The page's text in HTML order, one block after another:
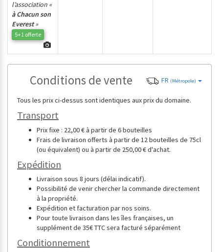
l’association «
à Chacun son
Everest»
5+1 offerte
FR (Métropole)
Conditions de vente
Tous les prix ci-dessus sont identiques aux prix du domaine.
Transport
Prix fixe : 22,00 € à partir de 6 bouteilles
Frais de livraison offerts à partir de 12 bouteilles de 75cl
(ou équivalent) ou à partir de 250,00 € d'achat.
Expédition
Livraison sous 8 jours (délai indicatif).
Possibilité de venir chercher la commande directement
à la propriété.
Expédition et facturation par nos soins.
Pour toute livraison dans les îles françaises, un
supplément de 35€ TTC sera facturé séparément
Conditionnement